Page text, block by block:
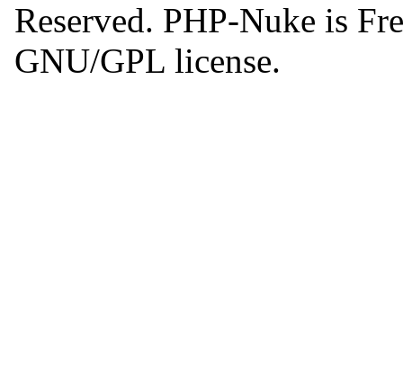
Reserved. PHP-Nuke is
GNU/GPL license.